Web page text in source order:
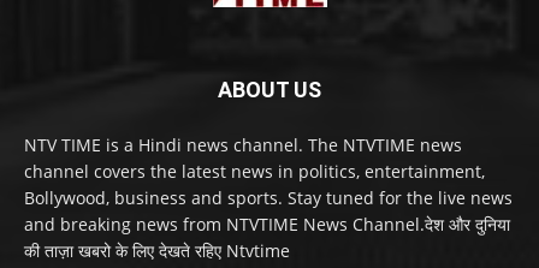
ABOUT US
NTV TIME is a Hindi news channel. The NTVTIME news
channel covers the latest news in politics, entertainment,
Bollywood, business and sports. Stay tuned for the live news
and breaking news from NTVTIME News Channel.देश और दुनिया
की ताज़ा खबरो के लिए देखते रहिए Ntvtime